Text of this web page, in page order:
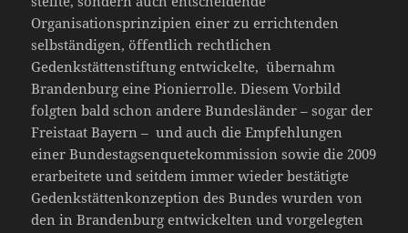
Organisationsprinzipien einer zu errichtenden
selbständigen, öffentlich rechtlichen
Gedenkstättenstiftung entwickelte, übernahm
Brandenburg eine Pionierrolle. Diesem Vorbild
folgten bald schon andere Bundesländer – sogar der
Freistaat Bayern – und auch die Empfehlungen
einer Bundestagsenquetekommission sowie die 2009
erarbeitete und seitdem immer wieder bestätigte
Gedenkstättenkonzeption des Bundes wurden von
den in Brandenburg entwickelten und vorgelegten